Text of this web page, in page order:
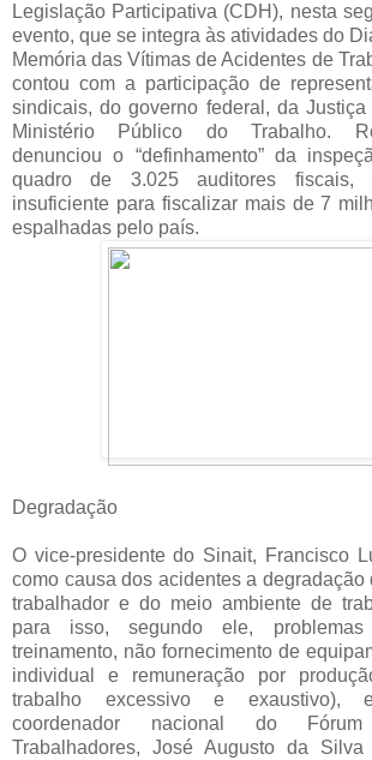
Legislação Participativa (CDH), nesta
evento, que se integra às atividades do
Memória das Vítimas de Acidentes de
contou com a participação de
sindicais, do governo federal, da
Ministério Público do Trabalho.
denunciou o “definhamento” da
quadro de 3.025 auditores fiscais,
insuficiente para fiscalizar mais de 7
espalhadas pelo país.
Degradação
O vice-presidente do Sinait, Francisco
como causa dos acidentes a degradação
trabalhador e do meio ambiente de
para isso, segundo ele,
treinamento, não fornecimento de
individual e remuneração por
trabalho excessivo e exaustivo),
coordenador nacional do
Trabalhadores, José Augusto da